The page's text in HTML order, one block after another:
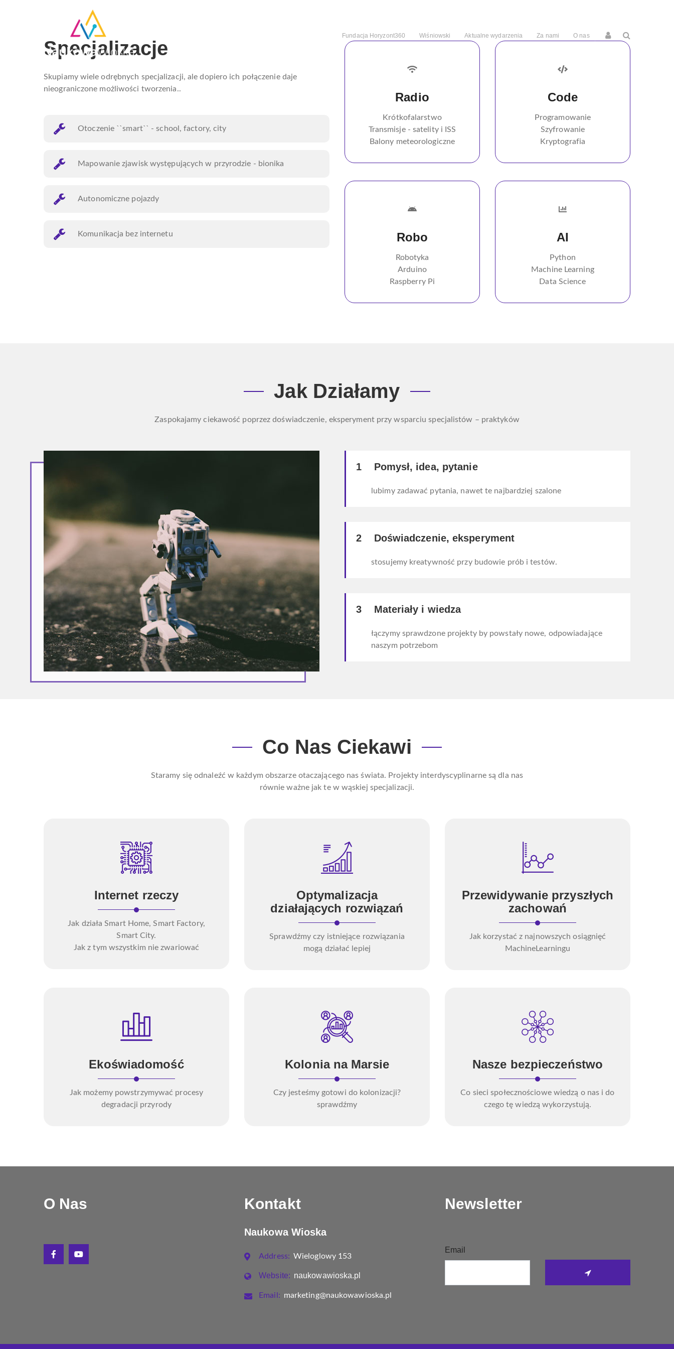
Fundacja Horyzont360 Wiśniowski Aktualne wydarzenia Za nami O nas
Specjalizacje
Skupiamy wiele odrębnych specjalizacji, ale dopiero ich połączenie daje
nieograniczone możliwości tworzenia..
Otoczenie ``smart`` - school, factory, city
Mapowanie zjawisk występujących w przyrodzie - bionika
Autonomiczne pojazdy
Komunikacja bez internetu
Radio
Krótkofalarstwo
Transmisje - satelity i ISS
Balony meteorologiczne
Code
Programowanie
Szyfrowanie
Kryptografia
Robo
Robotyka
Arduino
Raspberry Pi
AI
Python
Machine Learning
Data Science
Jak Działamy
Zaspokajamy ciekawość poprzez doświadczenie, eksperyment przy wsparciu specjalistów – praktyków
1 Pomysł, idea, pytanie
lubimy zadawać pytania, nawet te najbardziej szalone
2 Doświadczenie, eksperyment
stosujemy kreatywność przy budowie prób i testów.
3 Materiały i wiedza
łączymy sprawdzone projekty by powstały nowe, odpowiadające
naszym potrzebom
Co Nas Ciekawi
Staramy się odnaleźć w każdym obszarze otaczającego nas świata. Projekty interdyscyplinarne są dla nas
równie ważne jak te w wąskiej specjalizacji.
Internet rzeczy
Jak działa Smart Home, Smart Factory,
Smart City.
Jak z tym wszystkim nie zwariować
Optymalizacja
działających rozwiązań
Sprawdźmy czy istniejące rozwiązania
mogą działać lepiej
Przewidywanie przyszłych
zachowań
Jak korzystać z najnowszych osiągnięć
MachineLearningu
Ekoświadomość
Jak możemy powstrzymywać procesy
degradacji przyrody
Kolonia na Marsie
Czy jesteśmy gotowi do kolonizacji?
sprawdźmy
Nasze bezpieczeństwo
Co sieci społecznościowe wiedzą o nas i do
czego tę wiedzą wykorzystują.
O Nas Kontakt
Naukowa Wioska
Address: Wieloglowy 153
Website: naukowawioska.pl
Email: marketing@naukowawioska.pl
Newsletter
Email